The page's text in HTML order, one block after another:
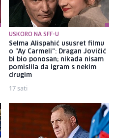
USKORO NA SFF-U
Selma Alispahić ususret filmu
o "Ay Carmeli": Dragan Jovičić
bi bio ponosan; nikada nisam
pomislila da igram s nekim
drugim
17 sati